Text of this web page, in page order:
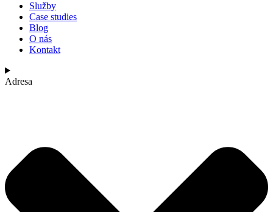
Služby
Case studies
Blog
O nás
Kontakt
Adresa